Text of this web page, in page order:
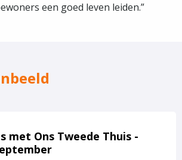
een goed leven leiden.”
met Ons Tweede Thuis -